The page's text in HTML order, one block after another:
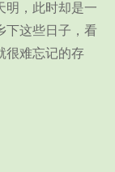
，此时却是一
下这些日子，看
很难忘记的存